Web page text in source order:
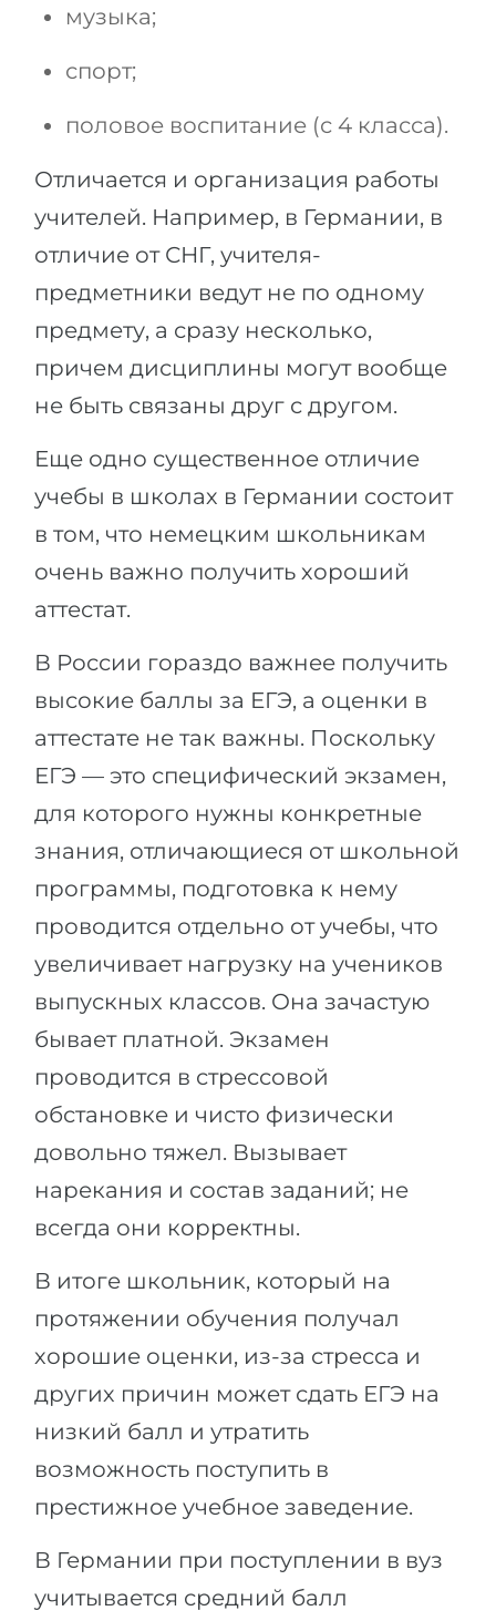
музыка;
спорт;
половое воспитание (с 4 класса).
Отличается и организация работы
учителей. Например, в Германии, в
отличие от СНГ, учителя-
предметники ведут не по одному
предмету, а сразу несколько,
причем дисциплины могут вообще
не быть связаны друг с другом.
Еще одно существенное отличие
учебы в школах в Германии состоит
в том, что немецким школьникам
очень важно получить хороший
аттестат.
В России гораздо важнее получить
высокие баллы за ЕГЭ, а оценки в
аттестате не так важны. Поскольку
ЕГЭ — это специфический экзамен,
для которого нужны конкретные
знания, отличающиеся от школьной
программы, подготовка к нему
проводится отдельно от учебы, что
увеличивает нагрузку на учеников
выпускных классов. Она зачастую
бывает платной. Экзамен
проводится в стрессовой
обстановке и чисто физически
довольно тяжел. Вызывает
нарекания и состав заданий; не
всегда они корректны.
В итоге школьник, который на
протяжении обучения получал
хорошие оценки, из-за стресса и
других причин может сдать ЕГЭ на
низкий балл и утратить
возможность поступить в
престижное учебное заведение.
В Германии при поступлении в вуз
учитывается средний балл